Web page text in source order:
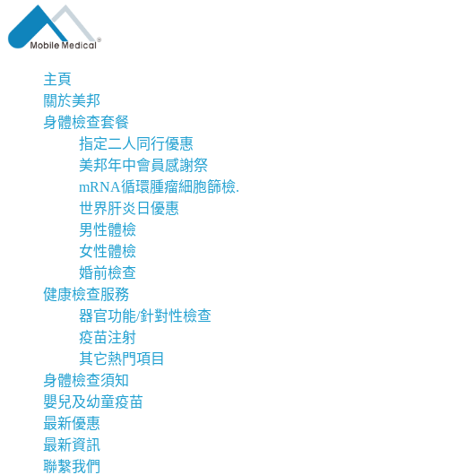
主頁
關於美邦
身體檢查套餐
指定二人同行優惠
美邦年中會員感謝祭
mRNA循環腫瘤細胞篩檢.
世界肝炎日優惠
男性體檢
女性體檢
婚前檢查
健康檢查服務
器官功能/針對性檢查
疫苗注射
其它熱門項目
身體檢查須知
嬰兒及幼童疫苗
最新優惠
最新資訊
聯繫我們